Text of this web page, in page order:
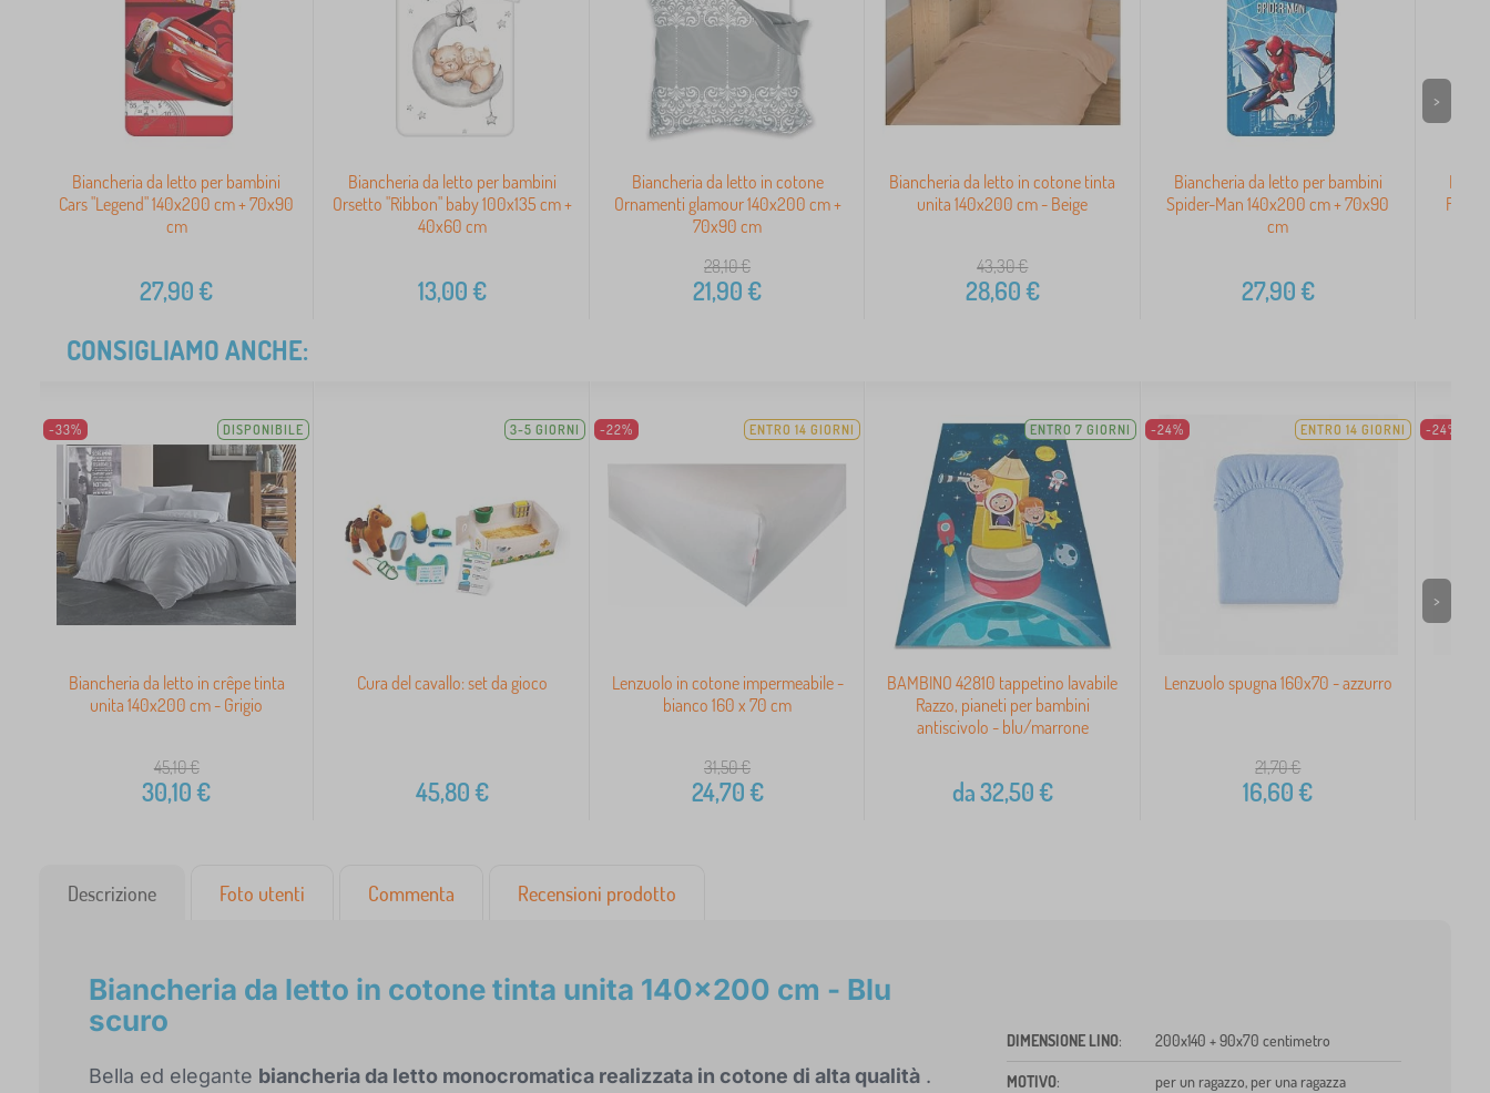
Biancheria da letto per bambini
Cars "Legend" 140x200 cm + 70x90
cm
27,90€
Biancheria da letto per bambini
Orsetto "Ribbon" baby 100x135 cm +
40x60 cm
13,00€
Biancheria da letto in cotone
Ornamenti glamour 140x200 cm +
70x90 cm
28,10€
21,90€
Biancheria da letto in cotone tinta
unita 140x200 cm - Beige
43,30€
28,60€
Biancheria da letto per bambini
Spider-Man 140x200 cm + 70x90
cm
27,90€
>
CONSIGLIAMO ANCHE:
-33% DISPONIBILE
Biancheria da letto in crêpe tinta
unita 140x200 cm - Grigio
45,10€
30,10€
3-5 GIORNI
Cura del cavallo: set da gioco
45,80€
-22% ENTRO 14 GIORNI
Lenzuolo in cotone impermeabile -
bianco 160 x 70 cm
31,50€
24,70€
ENTRO 7 GIORNI
BAMBINO 42810 tappetino lavabile
Razzo, pianeti per bambini
antiscivolo - blu/marrone
da32,50€
-24% ENTRO 14 GIORNI
Lenzuolo spugna 160x70 - azzurro
21,70€
16,60€
-24%
>
Descrizione Foto utenti Commenta Recensioni prodotto
Biancheria da letto in cotone tinta unita 140x200 cm - Blu
scuro
Bella ed elegante biancheria da letto monocromatica realizzata in cotone di alta qualità .
DIMENSIONE LINO: 200x140 + 90x70 centimetro
MOTIVO: per un ragazzo, per una ragazza